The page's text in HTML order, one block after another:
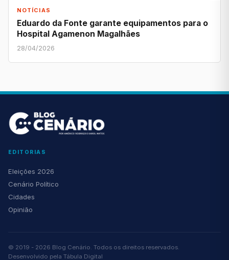
NOTÍCIAS
Eduardo da Fonte garante equipamentos para o
Hospital Agamenon Magalhães
28/04/2026
EDITORIAS
Eleições 2026
Cenário Político
Cidades
Opinião
© 2019 - 2026 Blog Cenário. Todos os direitos reservados.
Desenvolvido pela Tábula Digital